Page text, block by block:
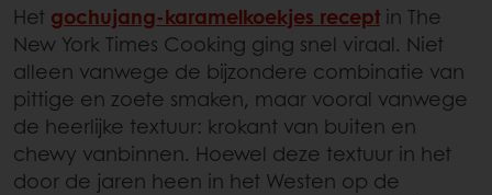
Het gochujang-karamelkoekjes recept in The
New York Times Cooking ging snel viraal. Niet
alleen vanwege de bijzondere combinatie van
pittige en zoete smaken, maar vooral vanwege
de heerlijke textuur: krokant van buiten en
chewy vanbinnen. Hoewel deze textuur in het
door de jaren heen in het Westen op de